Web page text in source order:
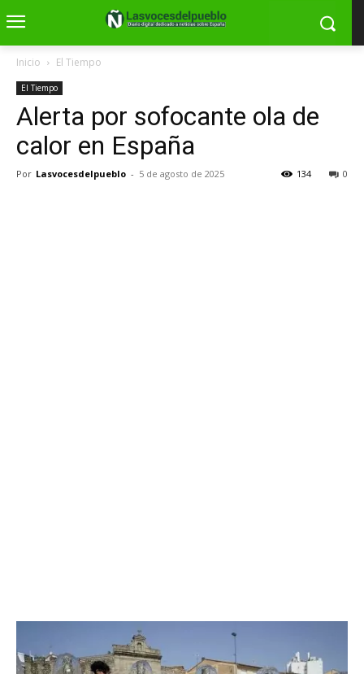
Inicio El Tiempo
El Tiempo
Alerta por sofocante ola de
calor en España
Por Lasvocesdelpueblo - 5 de agosto de 2025 0
134